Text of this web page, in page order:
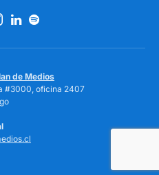
de Medios
#3000, oficina 2407